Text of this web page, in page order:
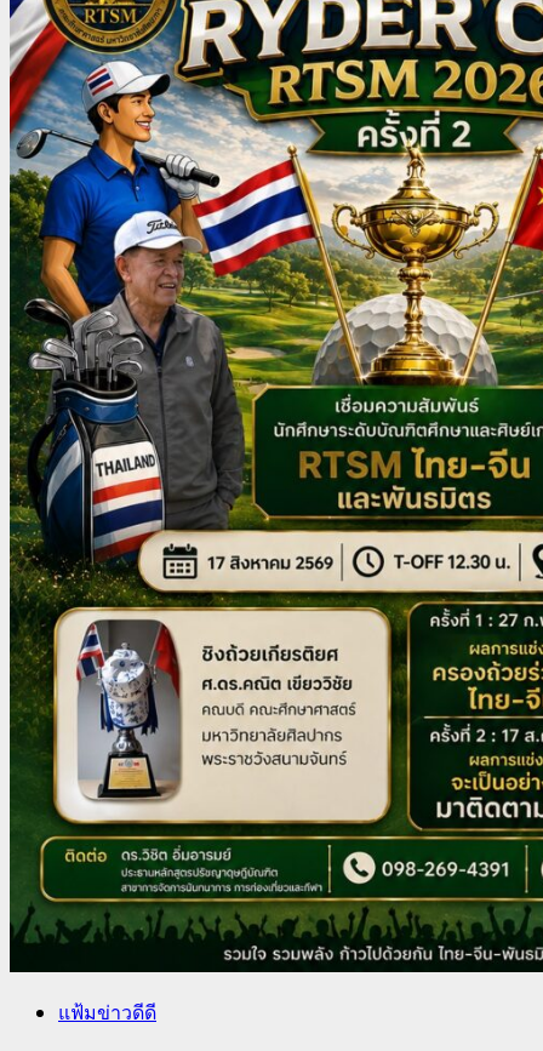
แฟ้มข่าวดีดี